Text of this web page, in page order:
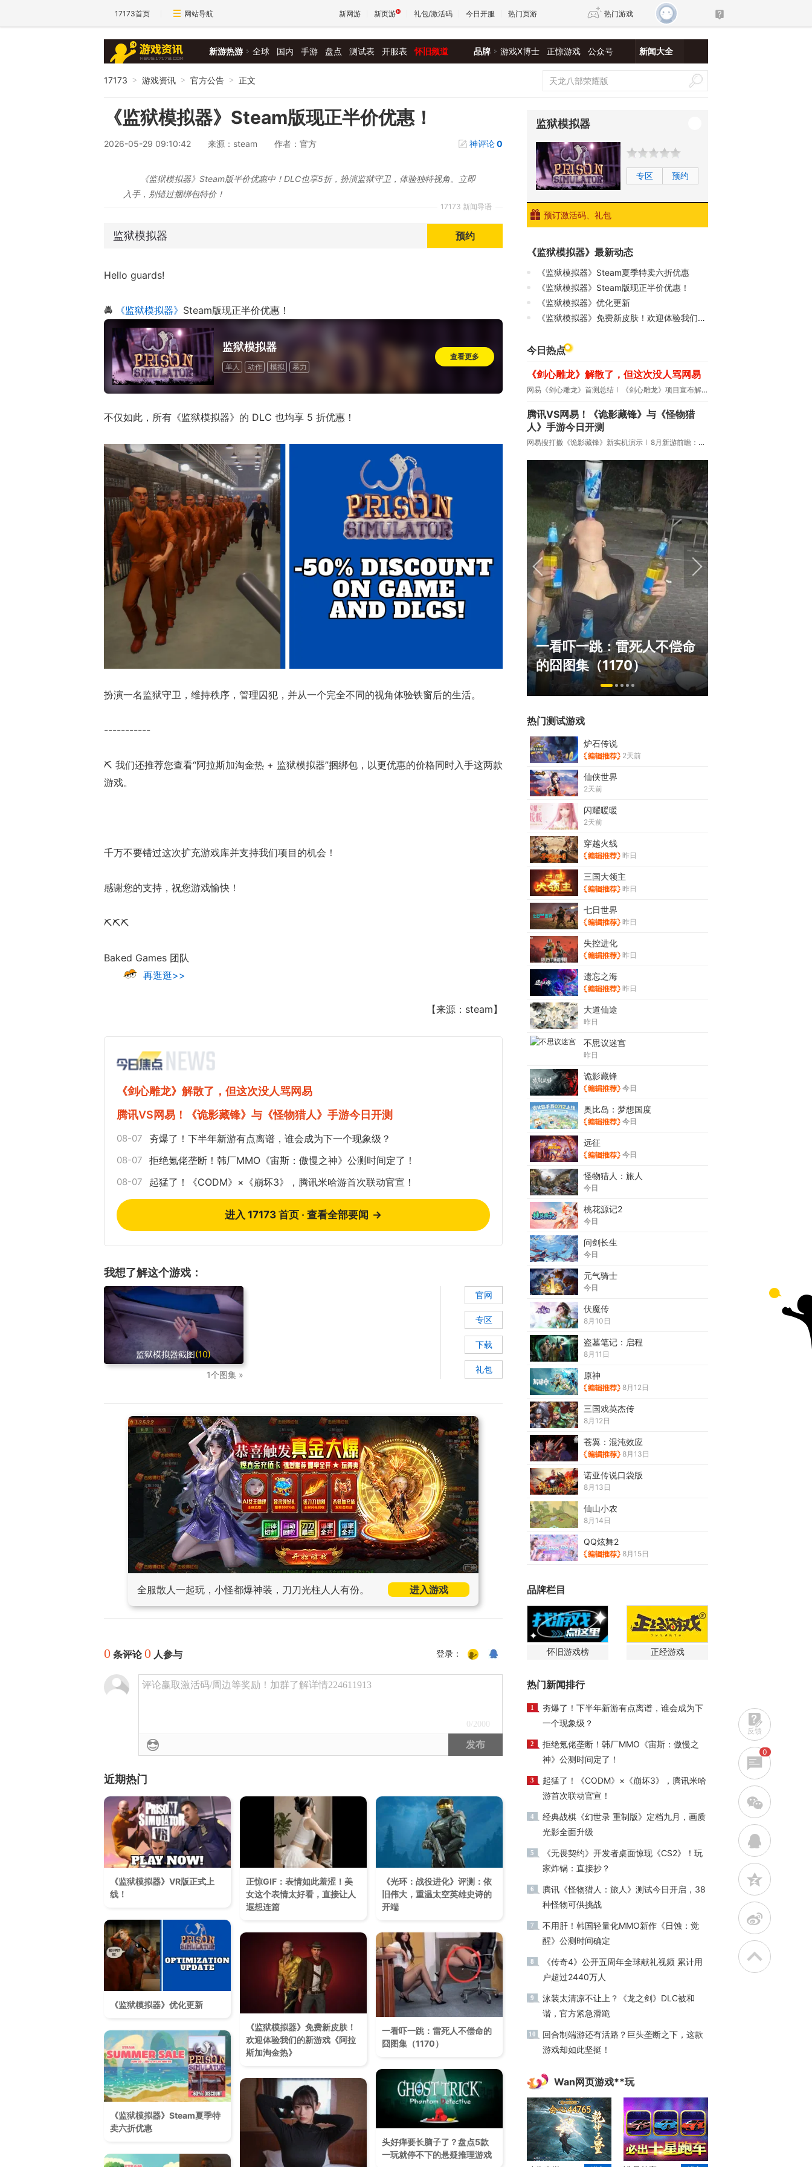
17173首页 网站导航 新网游 新页游 礼包/激活码 今日开服 热门页游 热门游戏
王权与自由 诛仙世界 新仙侠5
新游热游 全球 国内 手游 盘点 测试表 开服表 怀旧频道 品牌 游戏X博士 正惊游戏 公众号 新闻大全
17173 > 游戏资讯 > 官方公告 > 正文
《监狱模拟器》Steam版现正半价优惠！
2026-05-29 09:10:42 来源：steam 作者：官方 神评论0
17173 新闻导语
《监狱模拟器》Steam版半价优惠中！DLC也享5折，扮演监狱守卫，体验独特视角。立即
入手，别错过捆绑包特价！
监狱模拟器 预约
Hello guards!
🚔 《监狱模拟器》 Steam版现正半价优惠！
监狱模拟器
单人 动作 模拟 暴力
查看更多
不仅如此，所有《监狱模拟器》的 DLC 也均享 5 折优惠！
扮演一名监狱守卫，维持秩序，管理囚犯，并从一个完全不同的视角体验铁窗后的生活。
-----------
⛏️ 我们还推荐您查看“阿拉斯加淘金热 + 监狱模拟器”捆绑包，以更优惠的价格同时入手这两款
游戏。
千万不要错过这次扩充游戏库并支持我们项目的机会！
感谢您的支持，祝您游戏愉快！
⛏️⛏️⛏️
Baked Games 团队
再逛逛>>
【来源：steam】
《剑心雕龙》解散了，但这次没人骂网易
腾讯VS网易！《诡影藏锋》与《怪物猎人》手游今日开测
08-07 夯爆了！下半年新游有点离谱，谁会成为下一个现象级？
08-07 拒绝氪佬垄断！韩厂MMO《宙斯：傲慢之神》公测时间定了！
08-07 起猛了！《CODM》×《崩坏3》，腾讯米哈游首次联动官宣！
进入 17173 首页 · 查看全部要闻 →
我想了解这个游戏：
监狱模拟器截图(10)
1个图集 »
官网
专区
下载
礼包
全服散人一起玩，小怪都爆神装，刀刀光柱人人有份。 进入游戏
0 条评论0 人参与 登录：
评论赢取激活码/周边等奖励！加群了解详情224611913
0 /2000
发布
近期热门
《监狱模拟器》VR版正式上
线！
正惊GIF：表情如此羞涩！美
女这个表情太好看，直接让人
遐想连篇
《光环：战役进化》评测：依
旧伟大，重温太空英雄史诗的
开端
《监狱模拟器》优化更新
《监狱模拟器》免费新皮肤！
欢迎体验我们的新游戏《阿拉
斯加淘金热》
一看吓一跳：雷死人不偿命的
囧图集（1170）
《监狱模拟器》Steam夏季特
卖六折优惠
头好痒要长脑子了？盘点5款
一玩就停不下的悬疑推理游戏
监狱模拟器
专区 预约
预订激活码、礼包
《监狱模拟器》最新动态
《监狱模拟器》Steam夏季特卖六折优惠
《监狱模拟器》Steam版现正半价优惠！
《监狱模拟器》优化更新
《监狱模拟器》免费新皮肤！欢迎体验我们的新游戏《阿拉斯加淘金热》
今日热点
《剑心雕龙》解散了，但这次没人骂网易
网易《剑心雕龙》首测总结 《剑心雕龙》项目宣布解散
腾讯VS网易！《诡影藏锋》与《怪物猎
人》手游今日开测
网易搜打撤《诡影藏锋》新实机演示 8月新游前瞻：《诡秘之主》领衔
爆开启
一看吓一跳：雷死人不偿命
的囧图集（1170）
热门测试游戏
炉石传说
2天前
仙侠世界
2天前
闪耀暖暖
2天前
穿越火线
昨日
三国大领主
昨日
七日世界
昨日
失控进化
昨日
遗忘之海
昨日
大道仙途
昨日
不思议迷宫
昨日
诡影藏锋
今日
奥比岛：梦想国度
今日
远征
今日
怪物猎人：旅人
今日
桃花源记2
今日
问剑长生
今日
元气骑士
今日
伏魔传
8月10日
盗墓笔记：启程
8月11日
原神
8月12日
三国戏英杰传
8月12日
苍翼：混沌效应
8月13日
诺亚传说口袋版
8月13日
仙山小农
8月14日
QQ炫舞2
8月15日
品牌栏目
怀旧游戏榜 正经游戏
热门新闻排行
1
夯爆了！下半年新游有点离谱，谁会成为下
一个现象级？
2
拒绝氪佬垄断！韩厂MMO《宙斯：傲慢之
神》公测时间定了！
3
起猛了！《CODM》×《崩坏3》，腾讯米哈
游首次联动官宣！
4
经典战棋《幻世录 重制版》定档九月，画质
光影全面升级
5
《无畏契约》开发者桌面惊现《CS2》！玩
家炸锅：直接抄？
6
腾讯《怪物猎人：旅人》测试今日开启，38
种怪物可供挑战
7
不用肝！韩国轻量化MMO新作《日蚀：觉
醒》公测时间确定
8
《传奇4》公开五周年全球献礼视频 累计用
户超过2440万人
9
泳装太清凉不让上？《龙之剑》DLC被和
谐，官方紧急滑跪
10
回合制端游还有活路？巨头垄断之下，这款
游戏却如此坚挺！
Wan网页游戏**玩
反馈
0
w
q
z
t